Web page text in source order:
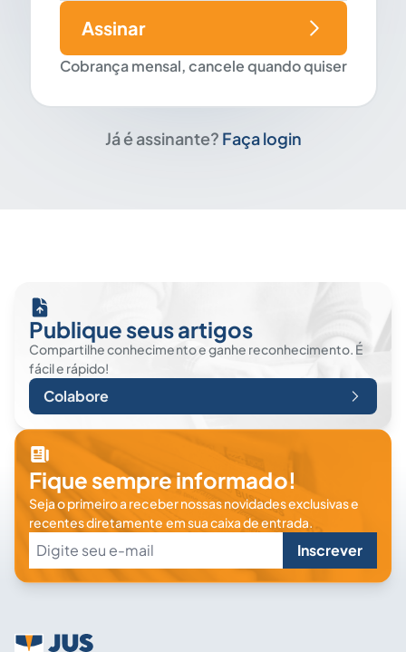
Cobrança mensal, cancele quando quiser
Assinar
Já é assinante? Faça login
Publique seus artigos
Compartilhe conhecimento e ganhe reconhecimento. É
fácil e rápido!
Colabore
Fique sempre informado!
Seja o primeiro a receber nossas novidades exclusivas e
recentes diretamente em sua caixa de entrada.
Inscrever